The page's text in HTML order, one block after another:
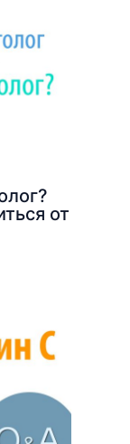
от